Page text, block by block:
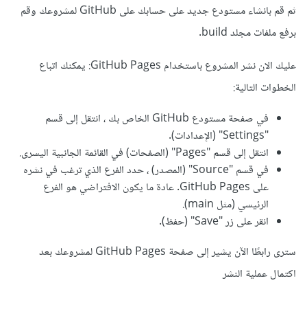
ثم قم بانشاء مستودع جديد على حسابك على GitHub لمشروعك وقم
برفع ملفات مجلد build.
عليك الان نشر المشروع باستخدام GitHub Pages: يمكنك اتباع
الخطوات التالية:
في صفحة مستودع GitHub الخاص بك ، انتقل إلى قسم
"Settings" (الإعدادات).
انتقل إلى قسم "Pages" (الصفحات) في القائمة الجانبية اليسرى.
في قسم "Source" (المصدر) ، حدد الفرع الذي ترغب في نشره
على GitHub Pages. عادة ما يكون الافتراضي هو الفرع
الرئيسي (مثل main).
انقر على زر "Save" (حفظ).
سترى رابطًا الآن يشير إلى صفحة GitHub Pages لمشروعك بعد
اكتمال عملية النشر